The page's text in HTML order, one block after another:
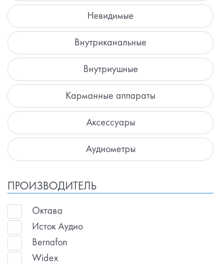
Невидимые
Внутриканальные
Внутриушные
Карманные аппараты
Аксессуары
Аудиометры
ПРОИЗВОДИТЕЛЬ
Октава
Исток Аудио
Bernafon
Widex